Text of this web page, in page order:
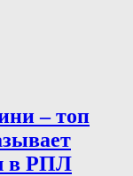
– топ
в РПЛ